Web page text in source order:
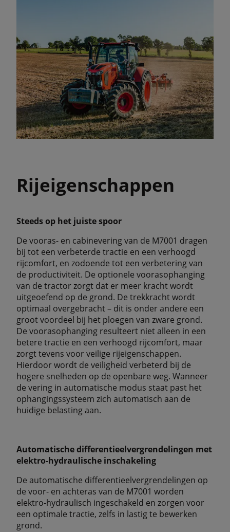
Rijeigenschappen
Steeds op het juiste spoor
De vooras- en cabinevering van de M7001 dragen
bij tot een verbeterde tractie en een verhoogd
rijcomfort, en zodoende tot een verbetering van
de productiviteit. De optionele voorasophanging
van de tractor zorgt dat er meer kracht wordt
uitgeoefend op de grond. De trekkracht wordt
optimaal overgebracht – dit is onder andere een
groot voordeel bij het ploegen van zware grond.
De voorasophanging resulteert niet alleen in een
betere tractie en een verhoogd rijcomfort, maar
zorgt tevens voor veilige rijeigenschappen.
Hierdoor wordt de veiligheid verbeterd bij de
hogere snelheden op de openbare weg. Wanneer
de vering in automatische modus staat past het
ophangingssysteem zich automatisch aan de
huidige belasting aan.
Automatische differentieelvergrendelingen met
elektro-hydraulische inschakeling
De automatische differentieelvergrendelingen op
de voor- en achteras van de M7001 worden
elektro-hydraulisch ingeschakeld en zorgen voor
een optimale tractie, zelfs in lastig te bewerken
grond.